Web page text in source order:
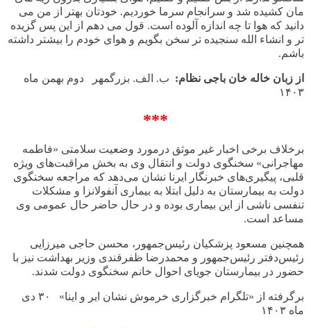
مان کشیده شد و سرانجام سرما خوردیم. خودتان بهتر از من می
دانید که هوا تا چه اندازه آلوده است. قول می دهم از این پس گزیده
تر و انشاء الله سنجیده تر سخن بگویم و هوای خودم را بیشتر داشته
باشم.
از زبان خاله خان باجی نظام: ب. الف. بزرگمهر دوم بهمن ماه
۱۴۰۳
***
برخلاف برخی اخبار غیر موثق درمورد وضعیت سلامتی «فاطمه
مهاجرانی» سخنگوی دولت و انتقال وی به بخش مراقبت‌های ویژه
قلبی، پیگیری‌های خبرنگار ایرنا نشان می‌دهد که مراجعه سخنگوی
دولت به بیمارستان به دلیل ابتلا به بیماری آنفولانزا و مشکلات
تنفسی ناشی از این بیماری بوده و در حال حاضر حال عمومی وی
مساعد است.
همچنین مسعود پزشکیان رئیس‌جمهور، محسن حاجی میرزایی
رئیس‌دفتر رئیس‌جمهور و محمدرضا ظفرقندی وزیر بهداشت نیز با
حضور در بیمارستان جویای احوال خانم سخنگوی دولت شدند.
برگرفته از «تلگرام خبرگزاری خرموش نشان ایر و اینا» ۳۰ دی
ماه ۱۴۰۳